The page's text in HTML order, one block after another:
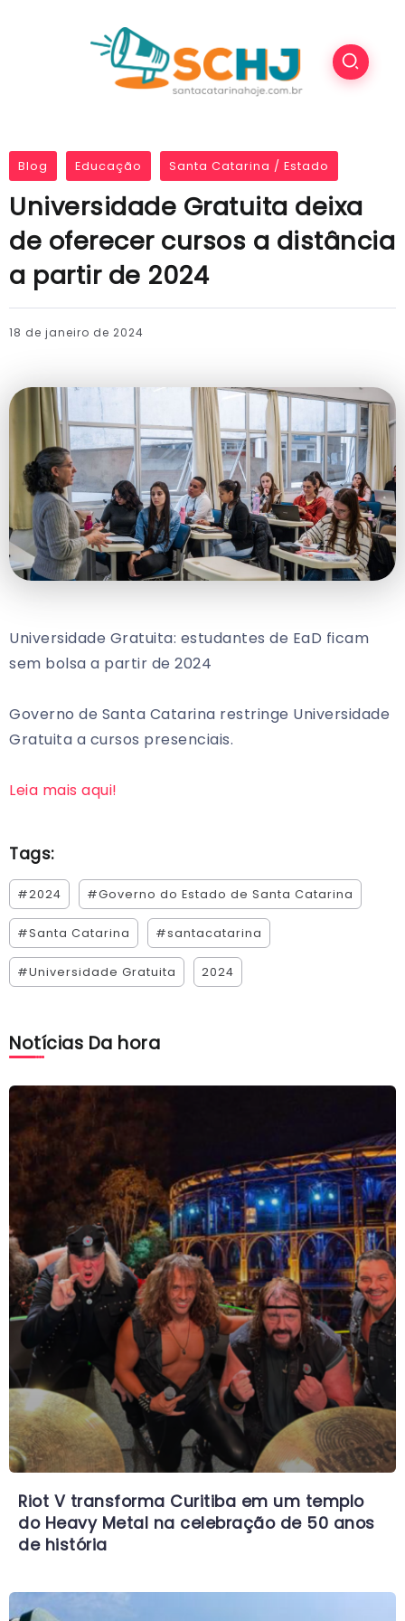
Blog Educação Santa Catarina / Estado
Universidade Gratuita deixa
de oferecer cursos a distância
a partir de 2024
18 de janeiro de 2024
Universidade Gratuita: estudantes de EaD ficam
sem bolsa a partir de 2024
Governo de Santa Catarina restringe Universidade
Gratuita a cursos presenciais.
Leia mais aqui!
Tags:
#2024 #Governo do Estado de Santa Catarina
#Santa Catarina #santacatarina
#Universidade Gratuita 2024
Notícias Da hora
Riot V transforma Curitiba em um templo
do Heavy Metal na celebração de 50 anos
de história